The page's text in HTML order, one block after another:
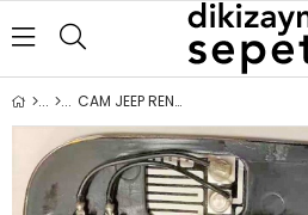
CAM JEEP RENEGADE 2013- ISITMALI SAĞ